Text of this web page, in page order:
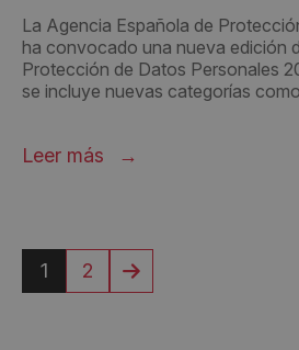
La Agencia Española de
ha convocado una nueva edición
Protección de Datos Personales
se incluye nuevas categorías
Leer más
1 2